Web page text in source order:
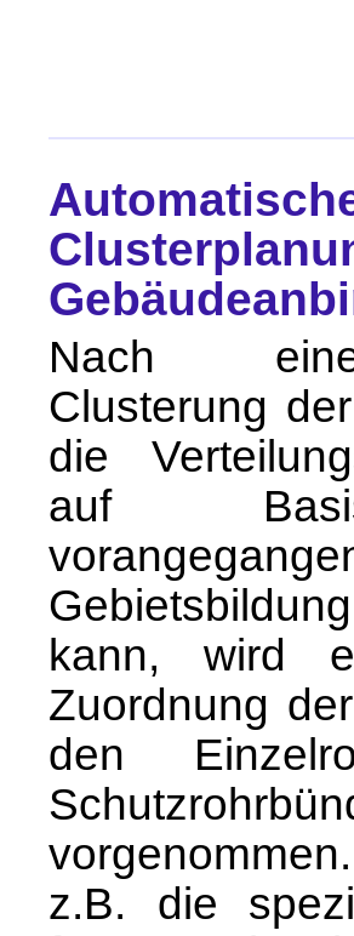
Nach
Clusterung
die
auf
kann, wird
Zuordnung
den
z.B. die